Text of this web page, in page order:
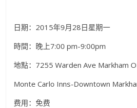
日期：2015年9月28日星期一
時間：晚上7:00 pm-9:00pm
地點：7255 Warden Ave Markham
Monte Carlo Inns-Downtown
费用：免费